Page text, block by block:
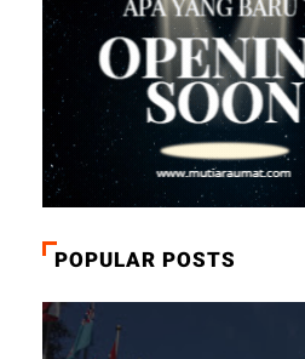
POPULAR POSTS